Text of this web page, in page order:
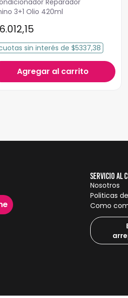
Reparador
3+1 Olio 420ml
.012,15
sin interés de $5337,38
Agregar al carrito
Servicio al
Nosotros
Politicas
Como